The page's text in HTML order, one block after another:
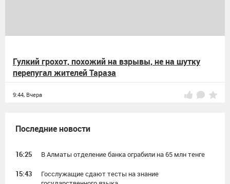
Гулкий грохот, похожий на взрывы, не на шутку
перепугал жителей Тараза
9:44, Вчера
Последние новости
16:25 В Алматы отделение банка ограбили на 65 млн тенге
15:43
Госслужащие сдают тесты на знание